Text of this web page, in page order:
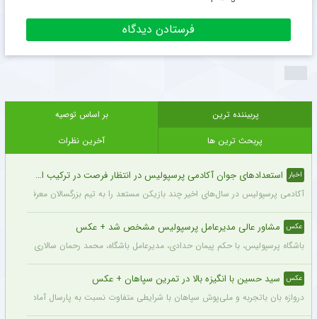
پربیننده ترین
بر اساس توصیه
پربحث ترین ها
آخرین نظرات
اخبار استعدادهای جوان آکادمی پرسپولیس در انتظار فرصت در ترکیب اصلی
آکادمی پرسپولیس در سال‌های اخیر چند بازیکن مستعد را به تیم بزرگسالان معرفی
عکس مشاور عالی مدیرعامل پرسپولیس مشخص شد + عکس
باشگاه پرسپولیس، با حکم پیمان حدادی، مدیرعامل باشگاه، محمد رحمان سالاری به
عکس سید حسین با انگیزه بالا در تمرین سپاهان + عکس
دروازه بان باتجربه و ملی‌پوش سپاهان با شرایطی متفاوت نسبت به پارسال آماده شروع